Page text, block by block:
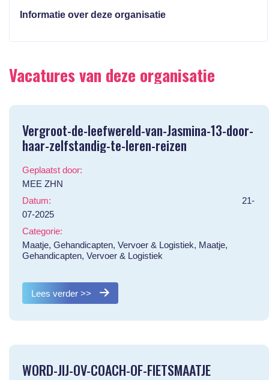
Informatie over deze organisatie
Vacatures van deze organisatie
Vergroot-de-leefwereld-van-Jasmina-13-door-
haar-zelfstandig-te-leren-reizen
Geplaatst door:
MEE ZHN
Datum:
21-
07-2025
Categorie:
Maatje, Gehandicapten, Vervoer & Logistiek, Maatje,
Gehandicapten, Vervoer & Logistiek
Lees verder >>
WORD-JIJ-OV-COACH-OF-FIETSMAATJE